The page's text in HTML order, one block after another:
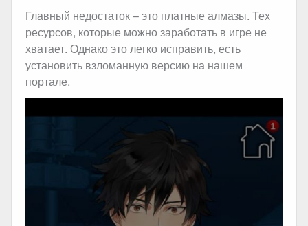
Главный недостаток – это платные алмазы. Тех
ресурсов, которые можно заработать в игре не
хватает. Однако это легко исправить, есть
установить взломанную версию на нашем
портале.